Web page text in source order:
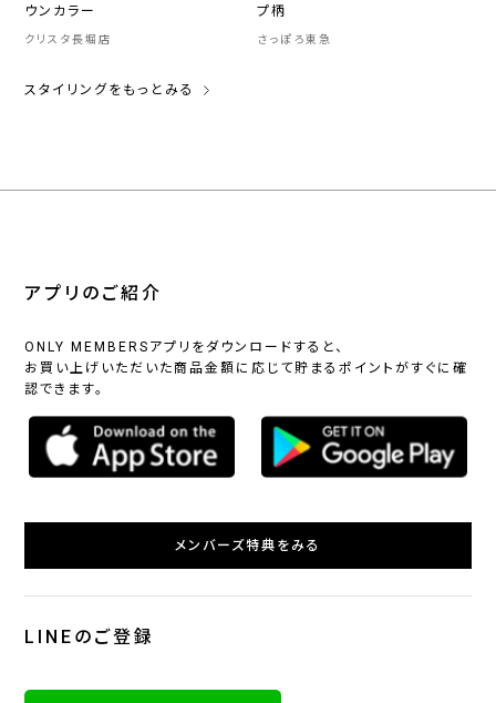
ウンカラー
クリスタ長堀店
プ柄
さっぽろ東急
スタイリングをもっとみる
アプリのご紹介
ONLY MEMBERSアプリをダウンロードすると、
お買い上げいただいた商品金額に応じて貯まるポイントがすぐに確
認できます。
メンバーズ特典をみる
LINEのご登録